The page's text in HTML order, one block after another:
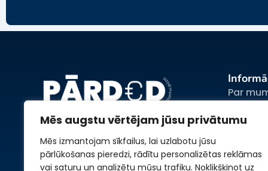
Mēs augstu vērtējam jūsu privātumu
Mēs izmantojam sīkfailus, lai uzlabotu jūsu
pārlūkošanas pieredzi, rādītu personalizētas reklāmas
vai saturu un analizētu mūsu trafiku. Noklikšķinot uz
Par